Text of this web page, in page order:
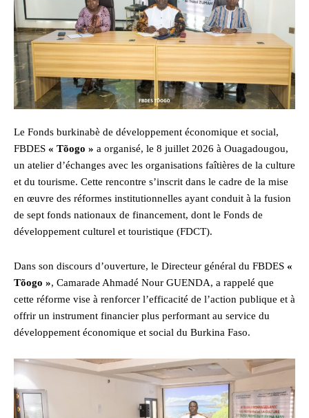
Le Fonds burkinabè de développement économique et social,
FBDES « Tõogo » a organisé, le 8 juillet 2026 à Ouagadougou,
un atelier d’échanges avec les organisations faîtières de la culture
et du tourisme. Cette rencontre s’inscrit dans le cadre de la mise
en œuvre des réformes institutionnelles ayant conduit à la fusion
de sept fonds nationaux de financement, dont le Fonds de
développement culturel et touristique (FDCT).
Dans son discours d’ouverture, le Directeur général du FBDES «
Tõogo », Camarade Ahmadé Nour GUENDA, a rappelé que
cette réforme vise à renforcer l’efficacité de l’action publique et à
offrir un instrument financier plus performant au service du
développement économique et social du Burkina Faso.